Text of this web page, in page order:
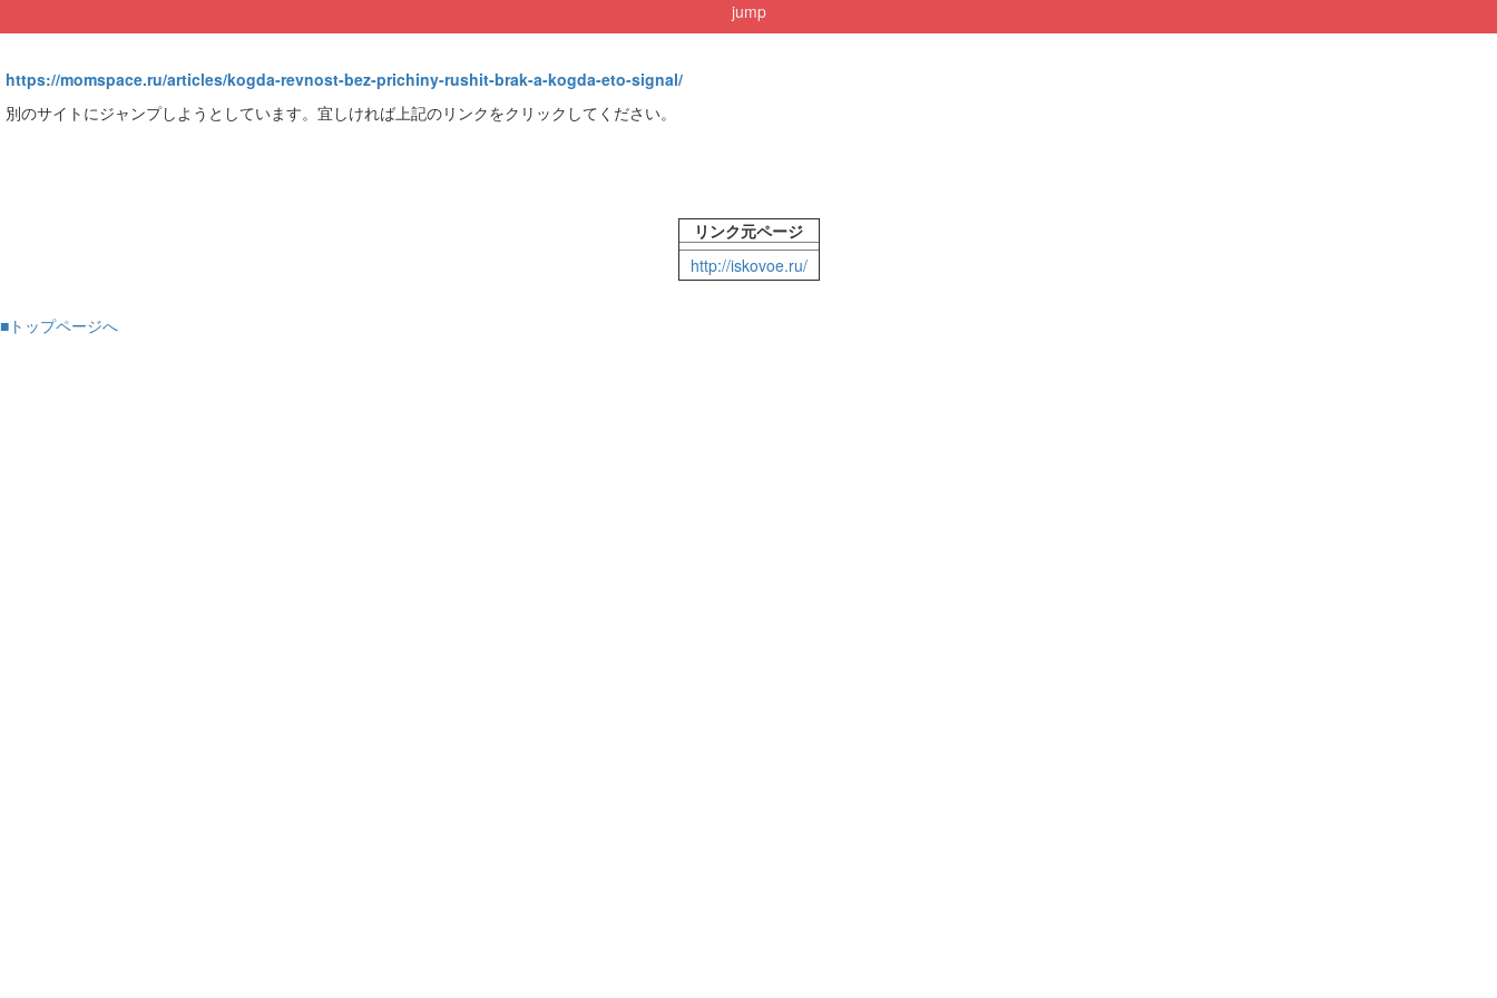
jump
https://momspace.ru/articles/kogda-revnost-bez-prichiny-rushit-brak-a-kogda-eto-signal/
別のサイトにジャンプしようとしています。宜しければ上記のリンクをクリックしてください。
リンク元ページ
http://iskovoe.ru/
■トップページへ